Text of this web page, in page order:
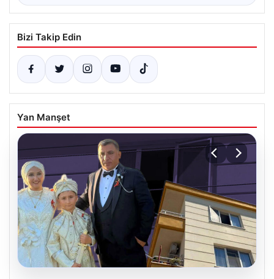
Bizi Takip Edin
Yan Manşet